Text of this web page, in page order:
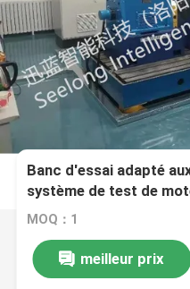
Banc d'essai adapté
système de test de
MOQ：1
meilleur prix